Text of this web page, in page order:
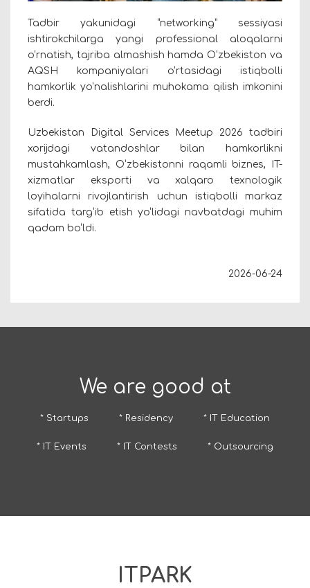
Tadbir yakunidagi “networking” sessiyasi
ishtirokchilarga yangi professional aloqalarni
o‘rnatish, tajriba almashish hamda O‘zbekiston va
AQSH kompaniyalari o‘rtasidagi istiqbolli
hamkorlik yo‘nalishlarini muhokama qilish imkonini
berdi.
Uzbekistan Digital Services Meetup 2026 tadbiri
xorijdagi vatandoshlar bilan hamkorlikni
mustahkamlash, O‘zbekistonni raqamli biznes, IT-
xizmatlar eksporti va xalqaro texnologik
loyihalarni rivojlantirish uchun istiqbolli markaz
sifatida targ‘ib etish yo‘lidagi navbatdagi muhim
qadam bo‘ldi.
2026-06-24
We are good at
* Startups * Residency * IT Education
* IT Events * IT Contests * Outsourcing
ITPARK